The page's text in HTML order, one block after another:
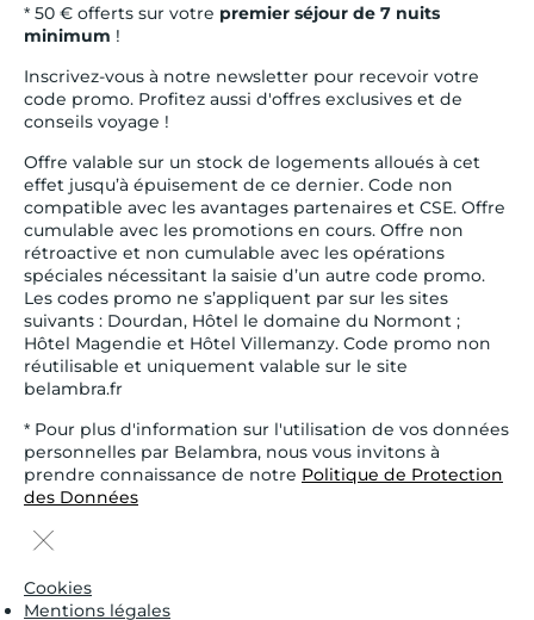
* 50 € offerts sur votre premier séjour de 7 nuits
minimum !
Inscrivez-vous à notre newsletter pour recevoir votre
code promo. Profitez aussi d'offres exclusives et de
conseils voyage !
Offre valable sur un stock de logements alloués à cet
effet jusqu’à épuisement de ce dernier. Code non
compatible avec les avantages partenaires et CSE. Offre
cumulable avec les promotions en cours. Offre non
rétroactive et non cumulable avec les opérations
spéciales nécessitant la saisie d’un autre code promo.
Les codes promo ne s’appliquent par sur les sites
suivants : Dourdan, Hôtel le domaine du Normont ;
Hôtel Magendie et Hôtel Villemanzy. Code promo non
réutilisable et uniquement valable sur le site
belambra.fr
* Pour plus d'information sur l'utilisation de vos données
personnelles par Belambra, nous vous invitons à
prendre connaissance de notre Politique de Protection
des Données
Cookies
Mentions légales